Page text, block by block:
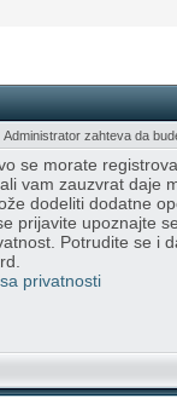
Administrator zahteva da
se morate
vam zauzvrat daje
dodeliti dodatne
prijavite upoznajte
Potrudite se i
privatnosti